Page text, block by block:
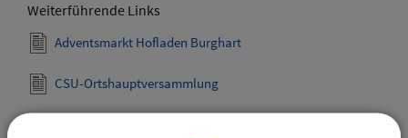
Weiterführende Links
Adventsmarkt Hofladen Burghart
CSU-Ortshauptversammlung